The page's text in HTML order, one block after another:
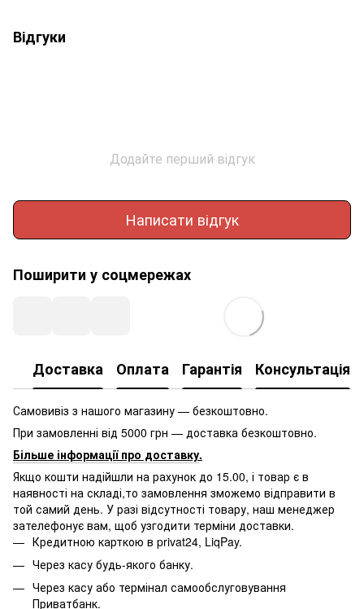
Відгуки
Додайте перший відгук
Написати відгук
Поширити у соцмережах
Доставка Оплата Гарантія Консультація
Самовивіз з нашого магазину — безкоштовно.
При замовленні від 5000 грн — доставка безкоштовно.
Більше інформації про доставку.
Якщо кошти надійшли на рахунок до 15.00, і товар є в
наявності на складі,то замовлення зможемо відправити в
той самий день. У разі відсутності товару, наш менеджер
зателефонує вам, щоб узгодити терміни доставки.
Кредитною карткою в privat24, LiqPay.
Через касу будь-якого банку.
Через касу або термінал самообслуговування
Приватбанк.